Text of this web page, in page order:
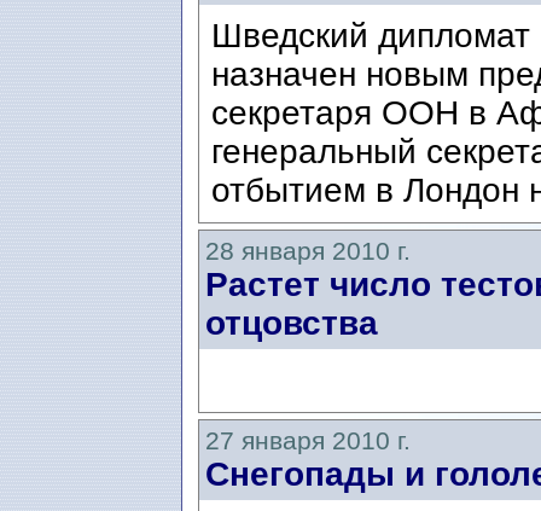
Шведский
назначен новым
секретаря ООН в
генеральный
отбытием в Лондон
28 января 2010 г.
Растет число
отцовства
27 января 2010 г.
Снегопады и